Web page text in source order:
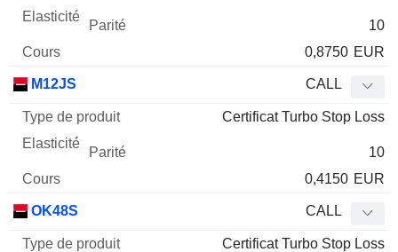
10
0,8750 EUR
M12JS CALL
Certificat Turbo Stop Loss
10
0,4150 EUR
OK48S CALL
Certificat Turbo Stop Loss